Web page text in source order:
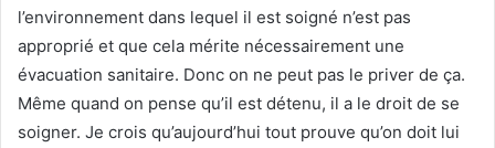
l’environnement dans lequel il est soigné n’est pas
approprié et que cela mérite nécessairement une
évacuation sanitaire. Donc on ne peut pas le priver de ça.
Même quand on pense qu’il est détenu, il a le droit de se
soigner. Je crois qu’aujourd’hui tout prouve qu’on doit lui